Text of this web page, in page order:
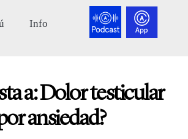
a: Dolor testicular
ansiedad?